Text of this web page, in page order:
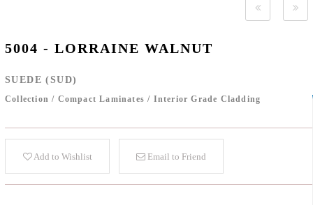
5004 - LORRAINE WALNUT
SUEDE (SUD)
Collection / Compact Laminates / Interior Grade Cladding
Add to Wishlist Email to Friend